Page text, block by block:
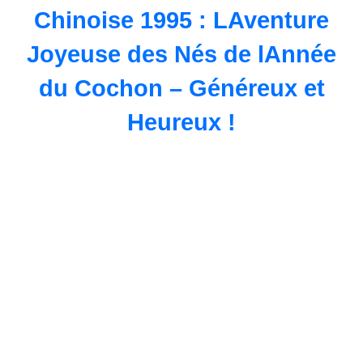
Chinoise 1995 : LAventure
Joyeuse des Nés de lAnnée
du Cochon – Généreux et
Heureux !